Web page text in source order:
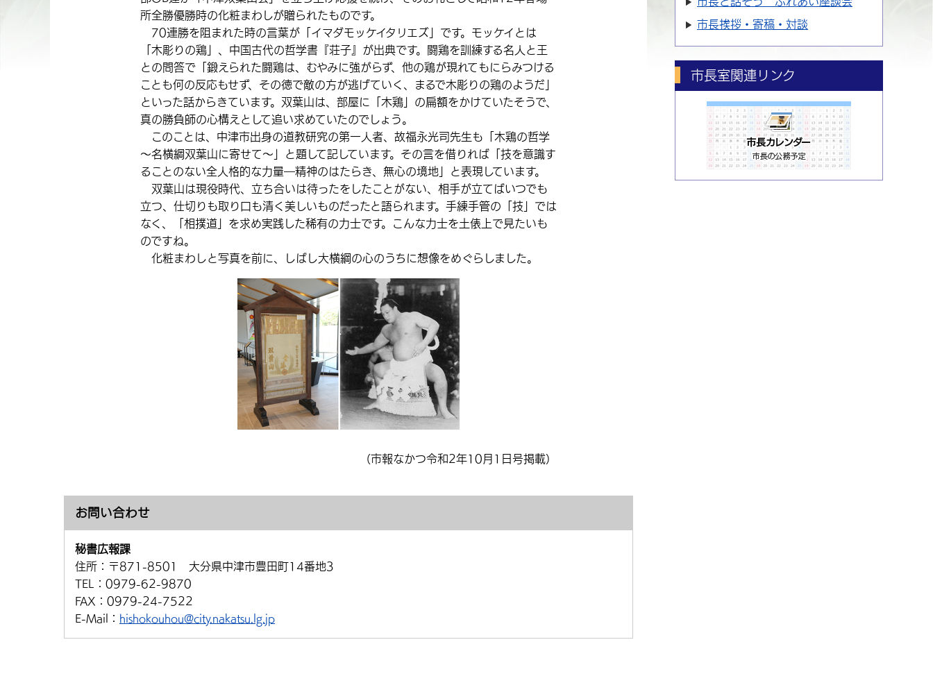
所全勝優勝時の化粧まわしが贈られたものです。
70連勝を阻まれた時の言葉が「イマダモッケイタリエズ」です。モッケイとは
「木彫りの鶏」、中国古代の哲学書『荘子』が出典です。闘鶏を訓練する名人と王
との問答で「鍛えられた闘鶏は、むやみに強がらず、他の鶏が現れてもにらみつける
ことも何の反応もせず、その徳で敵の方が逃げていく、まるで木彫りの鶏のようだ」
といった話からきています。双葉山は、部屋に「木鶏」の扁額をかけていたそうで、
真の勝負師の心構えとして追い求めていたのでしょう。
このことは、中津市出身の道教研究の第一人者、故福永光司先生も「木鶏の哲学
～名横綱双葉山に寄せて～」と題して記しています。その言を借りれば「技を意識す
ることのない全人格的な力量―精神のはたらき、無心の境地」と表現しています。
双葉山は現役時代、立ち合いは待ったをしたことがない、相手が立てばいつでも
立つ、仕切りも取り口も清く美しいものだったと語られます。手練手管の「技」では
なく、「相撲道」を求め実践した稀有の力士です。こんな力士を土俵上で見たいも
のですね。
化粧まわしと写真を前に、しばし大横綱の心のうちに想像をめぐらしました。
（市報なかつ令和2年10月1日号掲載）
お問い合わせ
秘書広報課
住所： 〒871-8501 大分県中津市豊田町14番地3
TEL： 0979-62-9870
FAX： 0979-24-7522
E-Mail： hishokouhou@city.nakatsu.lg.jp
市長挨拶・寄稿・対談
市長室関連リンク